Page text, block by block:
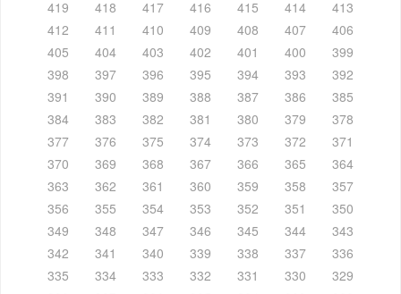
419
418 417 416 415 414
413
412
411 410 409 408 407
406
405
404 403 402 401 400
399
398
397 396 395 394 393
392
391
390 389 388 387 386
385
384
383 382 381 380 379
378
377
376 375 374 373 372
371
370
369 368 367 366 365
364
363
362 361 360 359 358
357
356
355 354 353 352 351
350
349
348 347 346 345 344
343
342
341 340 339 338 337
336
335
334 333 332 331 330
329